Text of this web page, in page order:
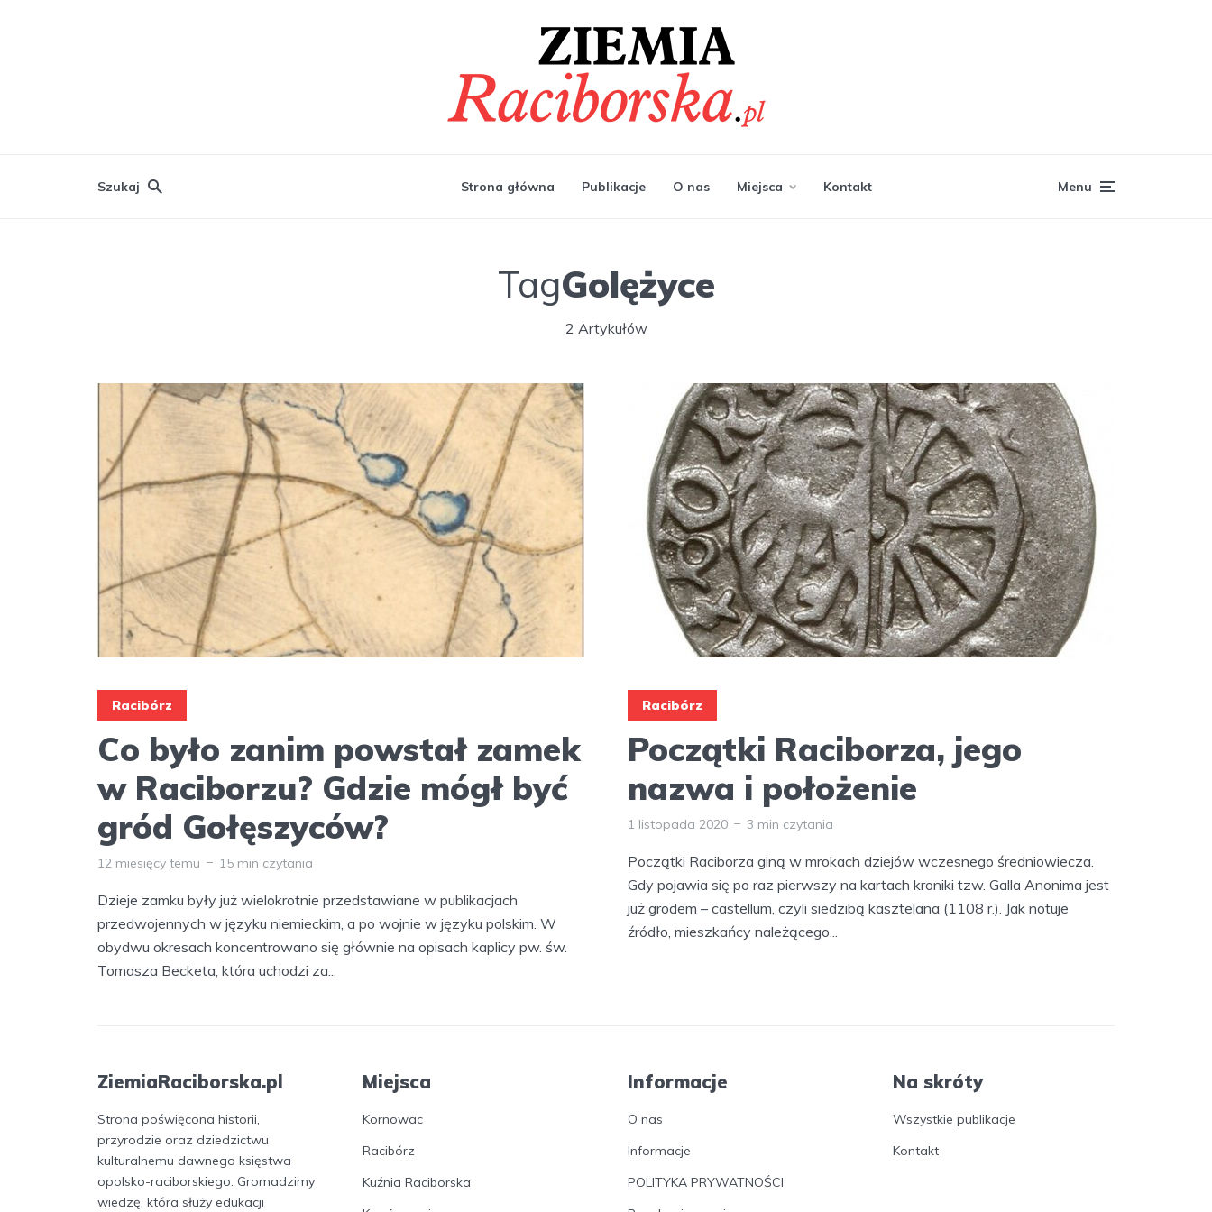
Szukaj Strona główna Publikacje O nas Miejsca Kontakt Menu
TagGolężyce
2 Artykułów
Racibórz
Co było zanim powstał zamek
w Raciborzu? Gdzie mógł być
gród Gołęszyców?
12 miesięcy temu 15 min czytania
Dzieje zamku były już wielokrotnie przedstawiane w publikacjach
przedwojennych w języku niemieckim, a po wojnie w języku polskim. W
obydwu okresach koncentrowano się głównie na opisach kaplicy pw. św.
Tomasza Becketa, która uchodzi za...
Racibórz
Początki Raciborza, jego
nazwa i położenie
1 listopada 2020 3 min czytania
Początki Raciborza giną w mrokach dziejów wczesnego średniowiecza.
Gdy pojawia się po raz pierwszy na kartach kroniki tzw. Galla Anonima jest
już grodem – castellum, czyli siedzibą kasztelana (1108 r.). Jak notuje
źródło, mieszkańcy należącego...
ZiemiaRaciborska.pl
Strona poświęcona historii,
przyrodzie oraz dziedzictwu
kulturalnemu dawnego księstwa
opolsko-raciborskiego. Gromadzimy
wiedzę, która służy edukacji
Miejsca
Kornowac
Racibórz
Kuźnia Raciborska
Informacje
O nas
Informacje
POLITYKA PRYWATNOŚCI
Na skróty
Wszystkie publikacje
Kontakt